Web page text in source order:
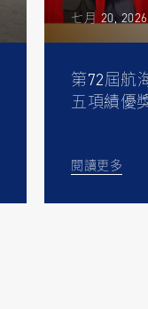
七月 20, 2026
第72屆航
五項績優
閱讀更多